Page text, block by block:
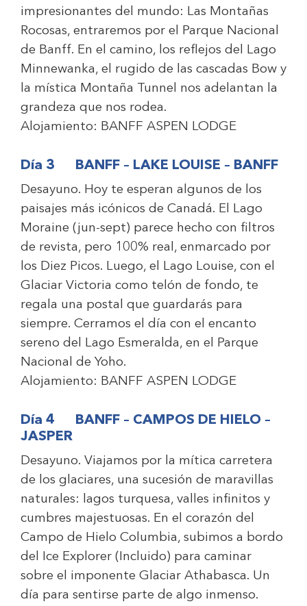
impresionantes del mundo: Las Montañas
Rocosas, entraremos por el Parque Nacional
de Banff. En el camino, los reflejos del Lago
Minnewanka, el rugido de las cascadas Bow y
la mística Montaña Tunnel nos adelantan la
grandeza que nos rodea.
Alojamiento: BANFF ASPEN LODGE
Día 3 BANFF – LAKE LOUISE – BANFF
Desayuno. Hoy te esperan algunos de los
paisajes más icónicos de Canadá. El Lago
Moraine (jun-sept) parece hecho con filtros
de revista, pero 100% real, enmarcado por
los Diez Picos. Luego, el Lago Louise, con el
Glaciar Victoria como telón de fondo, te
regala una postal que guardarás para
siempre. Cerramos el día con el encanto
sereno del Lago Esmeralda, en el Parque
Nacional de Yoho.
Alojamiento: BANFF ASPEN LODGE
Día 4 BANFF – CAMPOS DE HIELO –
JASPER
Desayuno. Viajamos por la mítica carretera
de los glaciares, una sucesión de maravillas
naturales: lagos turquesa, valles infinitos y
cumbres majestuosas. En el corazón del
Campo de Hielo Columbia, subimos a bordo
del Ice Explorer (Incluido) para caminar
sobre el imponente Glaciar Athabasca. Un
día para sentirse parte de algo inmenso.